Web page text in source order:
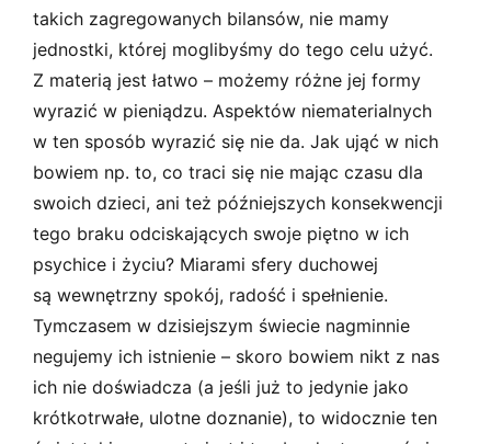
takich zagregowanych bilansów, nie mamy
jednostki, której moglibyśmy do tego celu użyć.
Z materią jest łatwo – możemy różne jej formy
wyrazić w pieniądzu. Aspektów niematerialnych
w ten sposób wyrazić się nie da. Jak ująć w nich
bowiem np. to, co traci się nie mając czasu dla
swoich dzieci, ani też późniejszych konsekwencji
tego braku odciskających swoje piętno w ich
psychice i życiu? Miarami sfery duchowej
są wewnętrzny spokój, radość i spełnienie.
Tymczasem w dzisiejszym świecie nagminnie
negujemy ich istnienie – skoro bowiem nikt z nas
ich nie doświadcza (a jeśli już to jedynie jako
krótkotrwałe, ulotne doznanie), to widocznie ten